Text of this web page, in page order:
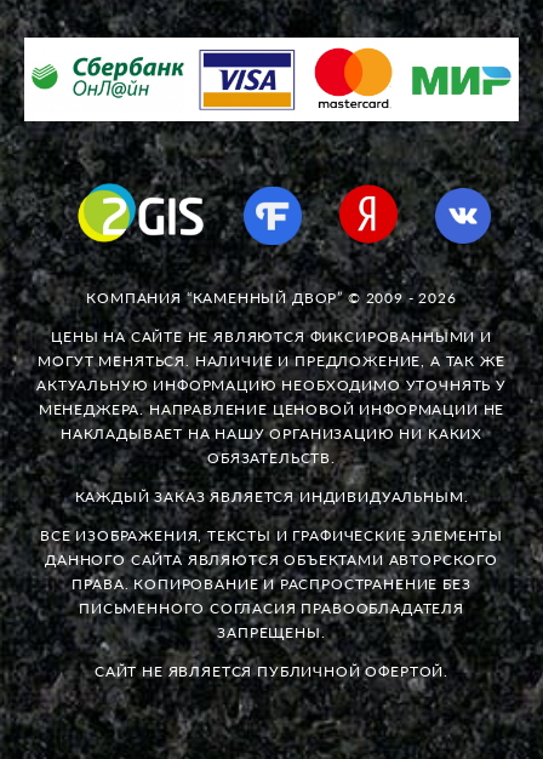
КОМПАНИЯ “КАМЕННЫЙ ДВОР” © 2009 - 2026
ЦЕНЫ НА САЙТЕ НЕ ЯВЛЯЮТСЯ ФИКСИРОВАННЫМИ И
МОГУТ МЕНЯТЬСЯ. НАЛИЧИЕ И ПРЕДЛОЖЕНИЕ, А ТАК ЖЕ
АКТУАЛЬНУЮ ИНФОРМАЦИЮ НЕОБХОДИМО УТОЧНЯТЬ У
МЕНЕДЖЕРА. НАПРАВЛЕНИЕ ЦЕНОВОЙ ИНФОРМАЦИИ НЕ
НАКЛАДЫВАЕТ НА НАШУ ОРГАНИЗАЦИЮ НИ КАКИХ
ОБЯЗАТЕЛЬСТВ.
КАЖДЫЙ ЗАКАЗ ЯВЛЯЕТСЯ ИНДИВИДУАЛЬНЫМ.
ВСЕ ИЗОБРАЖЕНИЯ, ТЕКСТЫ И ГРАФИЧЕСКИЕ ЭЛЕМЕНТЫ
ДАННОГО САЙТА ЯВЛЯЮТСЯ ОБЪЕКТАМИ АВТОРСКОГО
ПРАВА. КОПИРОВАНИЕ И РАСПРОСТРАНЕНИЕ БЕЗ
ПИСЬМЕННОГО СОГЛАСИЯ ПРАВООБЛАДАТЕЛЯ
ЗАПРЕЩЕНЫ.
САЙТ НЕ ЯВЛЯЕТСЯ ПУБЛИЧНОЙ ОФЕРТОЙ.